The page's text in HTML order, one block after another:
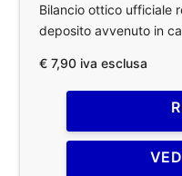
Bilancio ottico ufficiale
deposito avvenuto in
€ 7,90 iva esclusa